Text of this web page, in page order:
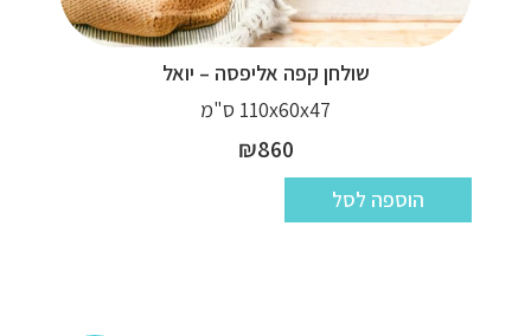
שולחן קפה אליפסה – יואל
110x60x47 ס"מ
₪860
הוספה לסל